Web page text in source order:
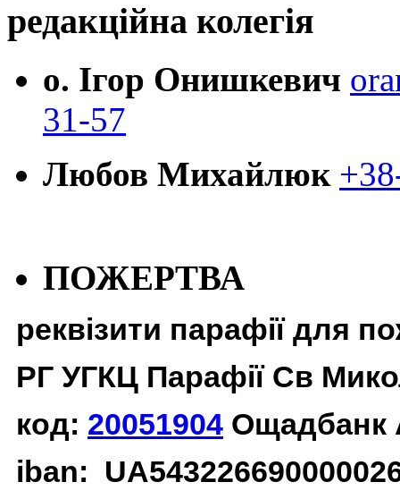
редакційна колегія
о. Ігор Онишкевич
31-57
Любов Михайлюк
ПОЖЕРТВА
реквізити парафії для
РГ УГКЦ Парафії Св
код: 20051904 Ощадбанк
iban: